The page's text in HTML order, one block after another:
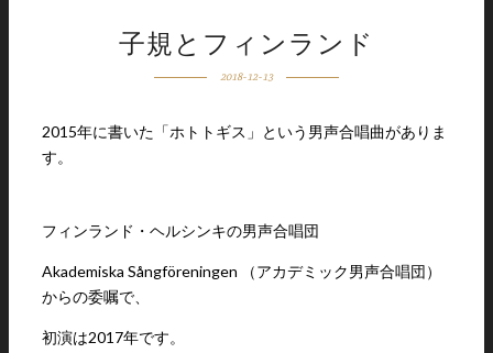
子規とフィンランド
2018-12-13
2015年に書いた「ホトトギス」という男声合唱曲がありま
す。
フィンランド・ヘルシンキの男声合唱団
Akademiska Sångföreningen （アカデミック男声合唱団）
からの委嘱で、
初演は2017年です。